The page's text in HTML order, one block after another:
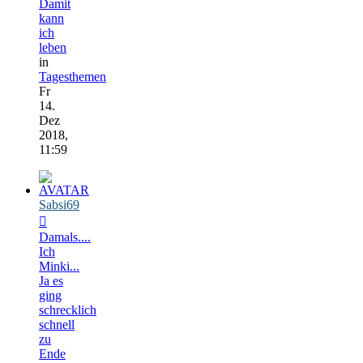
Damit
kann
ich
leben
in
Tagesthemen
Fr
14.
Dez
2018,
11:59
Sabsi69
Damals....
Ich
Minki...
Ja es
ging
schrecklich
schnell
zu
Ende